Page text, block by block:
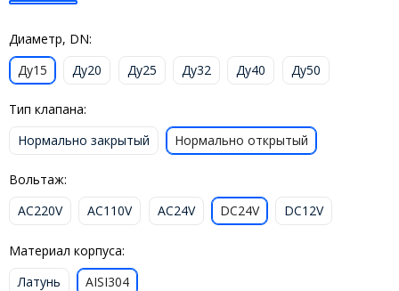
Диаметр, DN:
Ду15
Ду20 Ду25 Ду32 Ду40 Ду50
Тип клапана:
Нормально закрытый
Нормально открытый
Вольтаж:
AC220V
AC110V AC24V DC24V DC12V
Материал корпуса:
Латунь
AISI304